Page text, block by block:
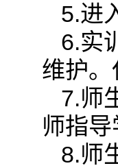
5.进
6.实
维护
7.师
师指
8.师